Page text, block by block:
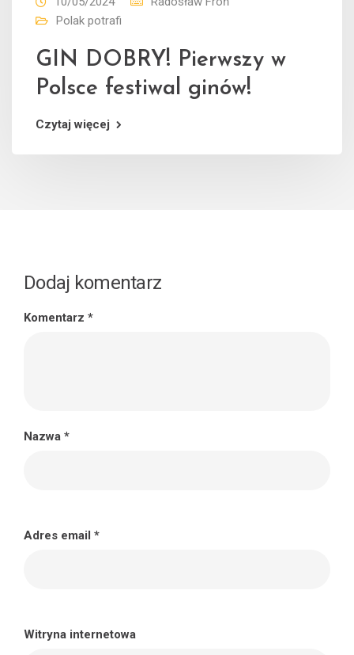
Polak potrafi
GIN DOBRY! Pierwszy w
Polsce festiwal ginów!
Czytaj więcej
Dodaj komentarz
Komentarz *
Nazwa *
Adres email *
Witryna internetowa